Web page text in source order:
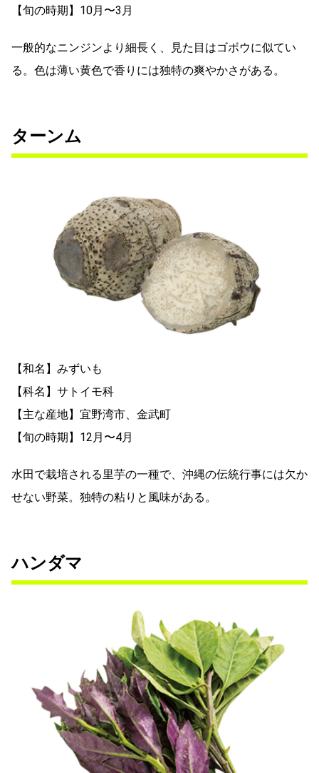
【旬の時期】10月〜3月
一般的なニンジンより細長く、見た目はゴボウに似てい
る。色は薄い黄色で香りには独特の爽やかさがある。
ターンム
【和名】みずいも
【科名】サトイモ科
【主な産地】宜野湾市、金武町
【旬の時期】12月〜4月
水田で栽培される里芋の一種で、沖縄の伝統行事には欠か
せない野菜。独特の粘りと風味がある。
ハンダマ